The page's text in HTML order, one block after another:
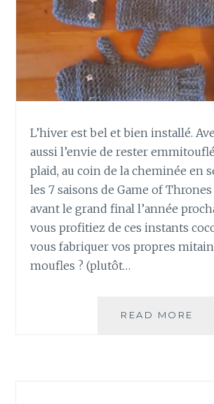
L’hiver est bel et bien installé.
aussi l’envie de rester
plaid, au coin de la cheminée en
les 7 saisons de Game of
avant le grand final l’année
vous profitiez de ces instants
vous fabriquer vos propres
moufles ? (plutôt…
READ MORE